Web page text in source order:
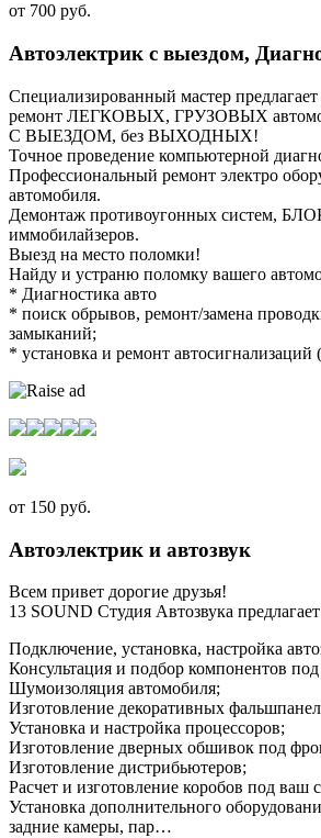
от 700 руб.
Автоэлектрик с выездом,
Специализированный мастер
ремонт ЛЕГКОВЫХ, ГРУЗОВЫХ
С ВЫЕЗДОМ, без ВЫХОДНЫХ!
Точное проведение компьютерной
Профессиональный ремонт электро
автомобиля.
Демонтаж противоугонных систем,
иммобилайзеров.
Выезд на место поломки!
Найду и устраню поломку вашего
* Диагностика авто
* поиск обрывов, ремонт/замена
замыканий;
* установка и ремонт
от 150 руб.
Автоэлектрик и автозвук
Всем привет дорогие друзья!
13 SОUND Студия Автозвука
Подключение, установка, настройка
Консультация и подбор компонентов
Шумоизоляция автомобиля;
Изготовление декоративных
Установка и настройка процессоров;
Изготовление дверных обшивок под
Изготовление дистрибьютеров;
Расчет и изготовление коробов под ваш
Установка дополнительного
задние камеры, пар…